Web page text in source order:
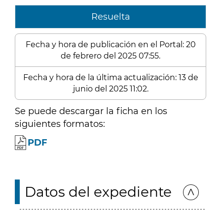
Resuelta
Fecha y hora de publicación en el Portal: 20
de febrero del 2025 07:55.
Fecha y hora de la última actualización: 13 de
junio del 2025 11:02.
Se puede descargar la ficha en los
siguientes formatos:
PDF
Datos del expediente